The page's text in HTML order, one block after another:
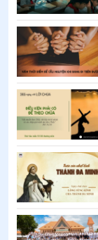
11 .Noel,
12.Bốn cây nến
13.Nhận biết
14.Vai trò của
15.Hướng dẫn
Linh hồn năm